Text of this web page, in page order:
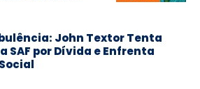
John Textor Tenta
SAF por Dívida e Enfrenta